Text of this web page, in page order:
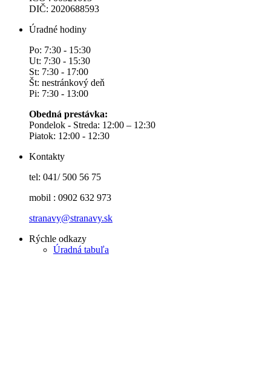
DIČ: 2020688593
Úradné hodiny
Po: 7:30 - 15:30
Ut: 7:30 - 15:30
St: 7:30 - 17:00
Št: nestránkový deň
Pi: 7:30 - 13:00
Obedná prestávka:
Pondelok - Streda: 12:00 – 12:30
Piatok: 12:00 - 12:30
Kontakty
tel: 041/ 500 56 75
mobil : 0902 632 973
stranavy@stranavy.sk
Rýchle odkazy
Úradná tabuľa